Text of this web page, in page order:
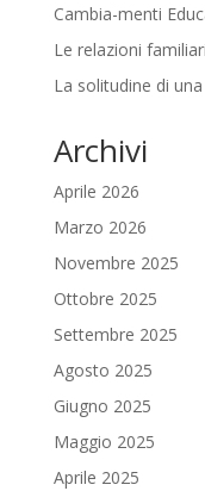
Cambia-menti
Le relazioni familiari
La solitudine di
Archivi
Aprile 2026
Marzo 2026
Novembre 2025
Ottobre 2025
Settembre 2025
Agosto 2025
Giugno 2025
Maggio 2025
Aprile 2025